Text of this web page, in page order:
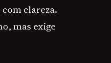
clareza.
mas exige